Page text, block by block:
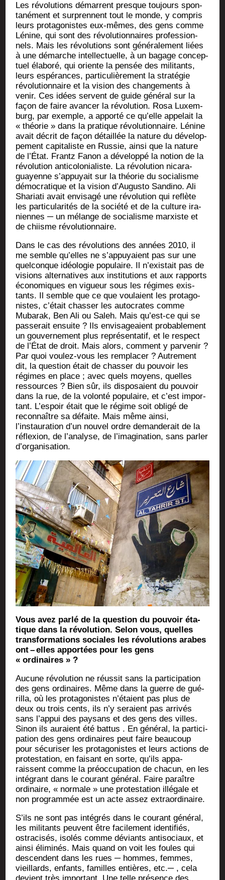
Les révo­lu­tions démarrent presque tou­jours spon­
ta­né­ment et sur­prennent tout le monde, y com­pris
leurs pro­ta­go­nistes eux-mêmes, des gens comme
Lénine, qui sont des révo­lu­tion­naires pro­fes­sion­
nels. Mais les révo­lu­tions sont géné­ra­le­ment liées
à une démarche intel­lec­tuelle, à un bagage concep­
tuel éla­bo­ré, qui oriente la pen­sée des mili­tants,
leurs espé­rances, par­ti­cu­liè­re­ment la stra­té­gie
révo­lu­tion­naire et la vision des chan­ge­ments à
venir. Ces idées servent de guide géné­ral sur la
façon de faire avan­cer la révo­lu­tion. Rosa Luxem­
burg, par exemple, a appor­té ce qu’elle appe­lait la
« théo­rie » dans la pra­tique révo­lu­tion­naire. Lénine
avait décrit de façon détaillée la nature du déve­lop­
pe­ment capi­ta­liste en Rus­sie, ain­si que la nature
de l’État. Frantz Fanon a déve­lop­pé la notion de la
révo­lu­tion anti­co­lo­nia­liste. La révo­lu­tion nica­ra­
guayenne s’appuyait sur la théo­rie du socia­lisme
démo­cra­tique et la vision d’Augusto San­di­no. Ali
Sha­ria­ti avait envi­sa­gé une révo­lu­tion qui reflète
les par­ti­cu­la­ri­tés de la socié­té et de la culture ira­
niennes ─ un mélange de socia­lisme mar­xiste et
de chiisme révolutionnaire.
Dans le cas des révo­lu­tions des années 2010, il
me semble qu’elles ne s’appuyaient pas sur une
quel­conque idéo­lo­gie popu­laire. Il n’existait pas de
visions alter­na­tives aux ins­ti­tu­tions et aux rap­ports
éco­no­miques en vigueur sous les régimes exis­
tants. Il semble que ce que vou­laient les pro­ta­go­
nistes, c’était chas­ser les auto­crates comme
Muba­rak, Ben Ali ou Saleh. Mais qu’est-ce qui se
pas­se­rait ensuite ? Ils envi­sa­geaient pro­ba­ble­ment
un gou­ver­ne­ment plus repré­sen­ta­tif, et le res­pect
de l’État de droit. Mais alors, com­ment y par­ve­nir ?
Par quoi vou­lez-vous les rem­pla­cer ? Autre­ment
dit, la ques­tion était de chas­ser du pou­voir les
régimes en place ; avec quels moyens, quelles
res­sources ? Bien sûr, ils dis­po­saient du pou­voir
dans la rue, de la volon­té popu­laire, et c’est impor­
tant. L’espoir était que le régime soit obli­gé de
recon­naître sa défaite. Mais même ain­si,
l’instauration d’un nou­vel ordre deman­de­rait de la
réflexion, de l’analyse, de l’imagination, sans par­ler
d’organisation.
Vous avez par­lé de la ques­tion du pou­voir éta­
tique dans la révo­lu­tion. Selon vous, quelles
trans­for­ma­tions sociales les révo­lu­tions arabes
ont – elles appor­tées pour les gens
« ordinaires » ?
Aucune révo­lu­tion ne réus­sit sans la par­ti­ci­pa­tion
des gens ordi­naires. Même dans la guerre de gué­
rilla, où les pro­ta­go­nistes n’étaient pas plus de
deux ou trois cents, ils n’y seraient pas arri­vés
sans l’appui des pay­sans et des gens des villes.
Sinon ils auraient été bat­tus . En géné­ral, la par­ti­ci­
pa­tion des gens ordi­naires peut faire beau­coup
pour sécu­ri­ser les pro­ta­go­nistes et leurs actions de
pro­tes­ta­tion, en fai­sant en sorte, qu’ils appa­
raissent comme la pré­oc­cu­pa­tion de cha­cun, en les
inté­grant dans le cou­rant géné­ral. Faire paraître
ordi­naire, « nor­male » une pro­tes­ta­tion illé­gale et
non pro­gram­mée est un acte assez extraordinaire.
S’ils ne sont pas inté­grés dans le cou­rant géné­ral,
les mili­tants peuvent être faci­le­ment iden­ti­fiés,
ostra­ci­sés, iso­lés comme déviants anti­so­ciaux, et
ain­si éli­mi­nés. Mais quand on voit les foules qui
des­cendent dans les rues ─ hommes, femmes,
vieillards, enfants, familles entières, etc.─ , cela
devient très impor­tant. Une telle pré­sence des